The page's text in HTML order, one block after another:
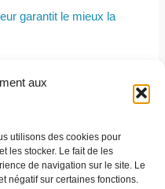
aux
utilisons des cookies pour
les stocker. Le fait de les
de navigation sur le site. Le
négatif sur certaines fonctions.
garantit le mieux la
pour une Peugeot 308